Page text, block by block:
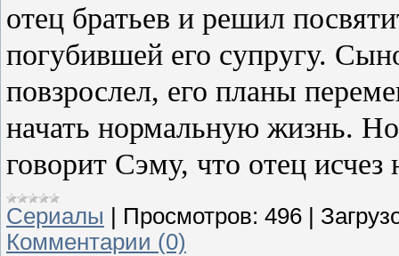
отец братьев и решил
погубившей его супругу.
повзрослел, его планы
начать нормальную жизнь.
говорит Сэму, что отец исчез
Сериалы Просмотров: 496
Комментарии (0)